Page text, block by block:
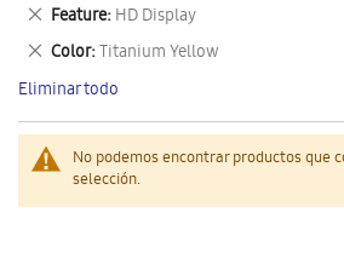
No podemos encontrar productos que
selección.
Feature HD Display
Eliminar
este
artículo
Color Titanium Yellow
Eliminar
este
artículo
Eliminar todo